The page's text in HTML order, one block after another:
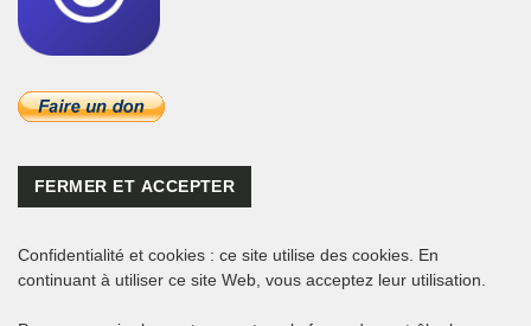
Confidentialité et cookies : ce site utilise des cookies. En
continuant à utiliser ce site Web, vous acceptez leur utilisation.